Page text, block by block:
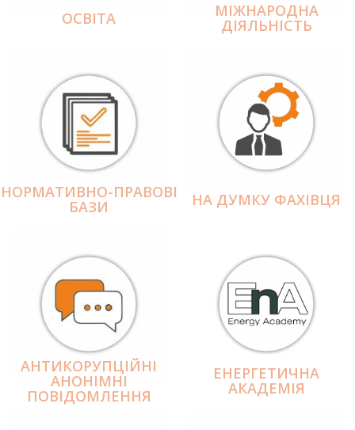
ОСВІТА МІЖНАРОДНА
ДІЯЛЬНІCТЬ
НОРМАТИВНО-ПРАВОВІ
БАЗИ НА ДУМКУ ФАХІВЦЯ
АНТИКОРУПЦІЙНІ
АНОНІМНІ
ПОВІДОМЛЕННЯ
ЕНЕРГЕТИЧНА
АКАДЕМІЯ